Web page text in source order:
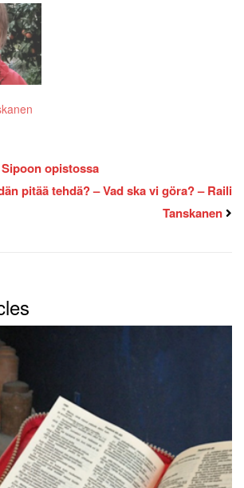
opistossa
pitää tehdä? – Vad ska vi göra? – Raili
Tanskanen